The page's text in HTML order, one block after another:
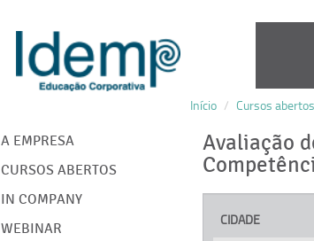
IDEMP
Início / Cursos abertos
A EMPRESA
CURSOS ABERTOS
IN COMPANY
WEBINAR
Avaliação
CIDADE